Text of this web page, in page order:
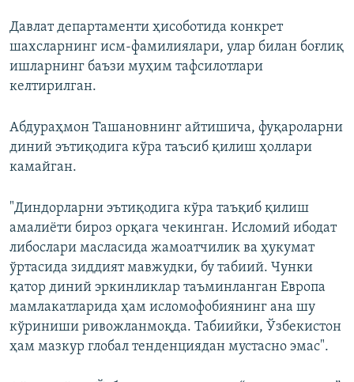
Давлат департаменти ҳисоботида конкрет
шахсларнинг исм-фамилиялари, улар билан боғлиқ
ишларнинг баъзи муҳим тафсилотлари
келтирилган.
Абдураҳмон Ташановнинг айтишича, фуқароларни
диний эътиқодига кўра таъсиб қилиш ҳоллари
камайган.
"Диндорларни эътиқодига кўра таъқиб қилиш
амалиёти бироз орқага чекинган. Исломий ибодат
либослари масласида жамоатчилик ва ҳукумат
ўртасида зиддият мавжудки, бу табиий. Чунки
қатор диний эркинликлар таъминланган Европа
мамлакатларида ҳам исломофобиянинг ана шу
кўриниши ривожланмоқда. Табиийки, Ўзбекистон
ҳам мазкур глобал тенденциядан мустасно эмас".